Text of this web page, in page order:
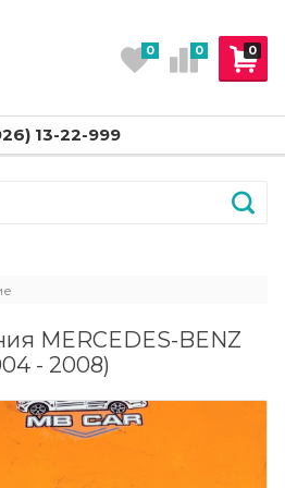
0
0 0
13-22-999
MERCEDES-BENZ
- 2008)